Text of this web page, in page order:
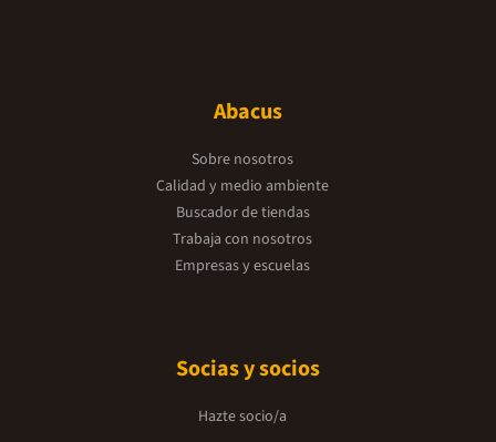
Abacus
Sobre nosotros
Calidad y medio ambiente
Buscador de tiendas
Trabaja con nosotros
Empresas y escuelas
Socias y socios
Hazte socio/a